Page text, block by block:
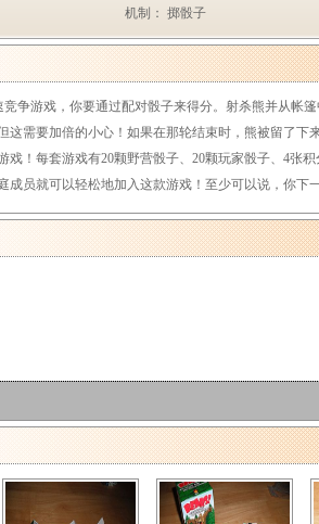
机制： 掷骰子
争游戏，你要通过配对骰子来得分。射杀熊并从帐
这需要加倍的小心！如果在那轮结束时，熊被留了
！每套游戏有20颗野营骰子、20颗玩家骰子、4张
成员就可以轻松地加入这款游戏！至少可以说，你下